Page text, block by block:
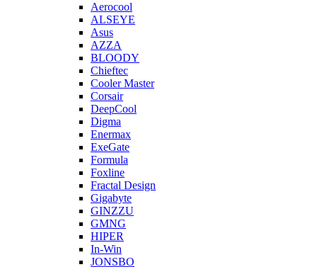
Aerocool
ALSEYE
Asus
AZZA
BLOODY
Chieftec
Cooler Master
Corsair
DeepCool
Digma
Enermax
ExeGate
Formula
Foxline
Fractal Design
Gigabyte
GINZZU
GMNG
HIPER
In-Win
JONSBO